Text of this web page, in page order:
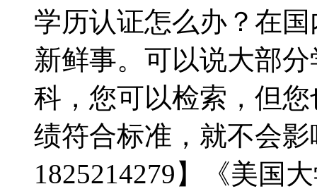
学历认证怎么办？在
新鲜事。可以说大部
科，您可以检索，但
绩符合标准，就不会
1825214279】《美国